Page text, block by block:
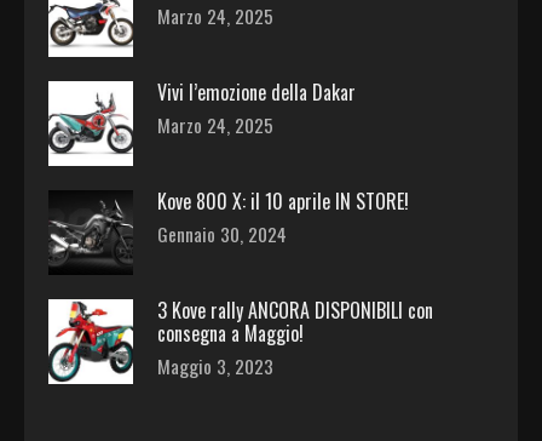
Marzo 24, 2025
Vivi l’emozione della Dakar
Marzo 24, 2025
Kove 800 X: il 10 aprile IN STORE!
Gennaio 30, 2024
3 Kove rally ANCORA DISPONIBILI con
consegna a Maggio!
Maggio 3, 2023